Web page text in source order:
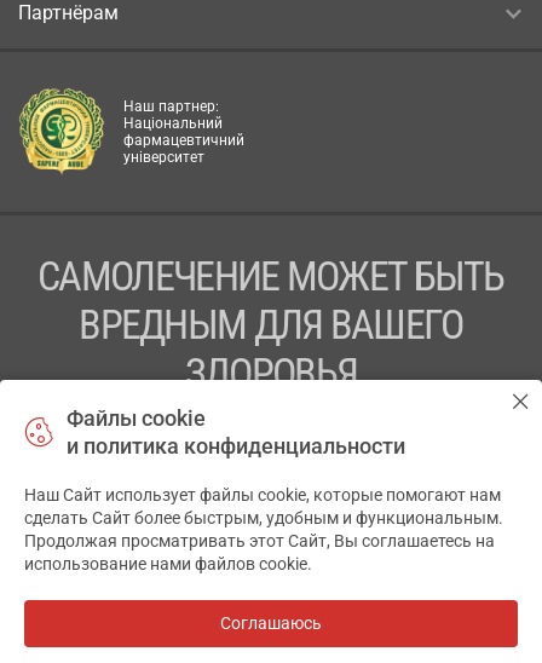
Партнёрам
Наш партнер:
Національний
фармацевтичний
університет
САМОЛЕЧЕНИЕ МОЖЕТ БЫТЬ
ВРЕДНЫМ ДЛЯ ВАШЕГО
ЗДОРОВЬЯ
ПЕРЕД ПРИМЕНЕНИЕМ ПРЕПАРАТА
ПРОКОНСУЛЬТИРУЙТЕСЬ С ВРАЧОМ
ТОВ «АПТЕКА 911.ЮА» Код ЄДРПОУ 43631965.
Отказ от ответственности
АПТЕКА911.ЮА
Файлы cookie
и политика конфиденциальности
Наш Сайт использует файлы cookie, которые помогают нам
сделать Сайт более быстрым, удобным и функциональным.
Продолжая просматривать этот Сайт, Вы соглашаетесь на
использование нами файлов cookie.
Соглашаюсь
✕